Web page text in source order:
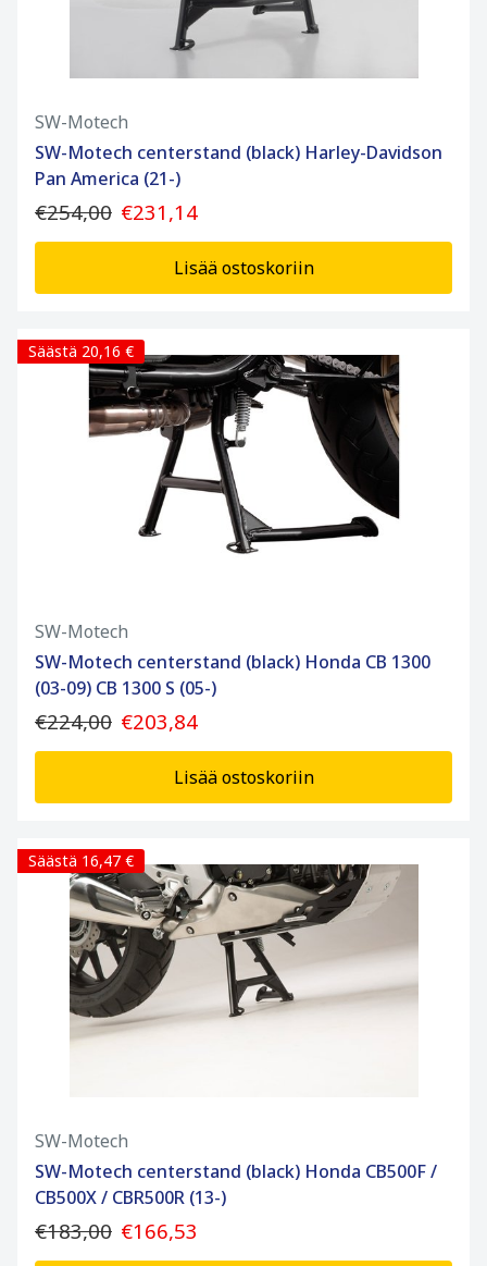
SW-Motech
SW-Motech centerstand (black) Harley-Davidson
Pan America (21-)
€254,00 €231,14
Lisää ostoskoriin
Säästä 20,16 €
SW-Motech
SW-Motech centerstand (black) Honda CB 1300
(03-09) CB 1300 S (05-)
€224,00 €203,84
Lisää ostoskoriin
Säästä 16,47 €
SW-Motech
SW-Motech centerstand (black) Honda CB500F /
CB500X / CBR500R (13-)
€183,00 €166,53